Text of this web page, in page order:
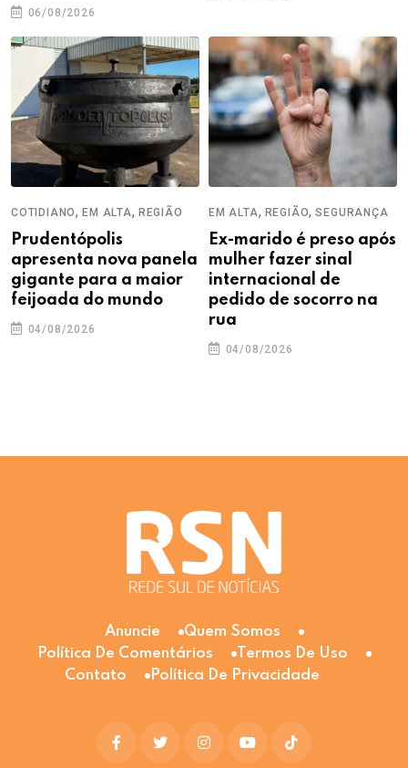
06/08/2026
COTIDIANO,EM ALTA, REGIÃO
Prudentópolis
apresenta nova panela
gigante para a maior
feijoada do mundo
04/08/2026
EM ALTA, REGIÃO,SEGURANÇA
Ex-marido é preso após
mulher fazer sinal
internacional de
pedido de socorro na
rua
04/08/2026
Anuncie
Quem Somos
Política De Comentários
Termos De Uso
Contato
Política De Privacidade